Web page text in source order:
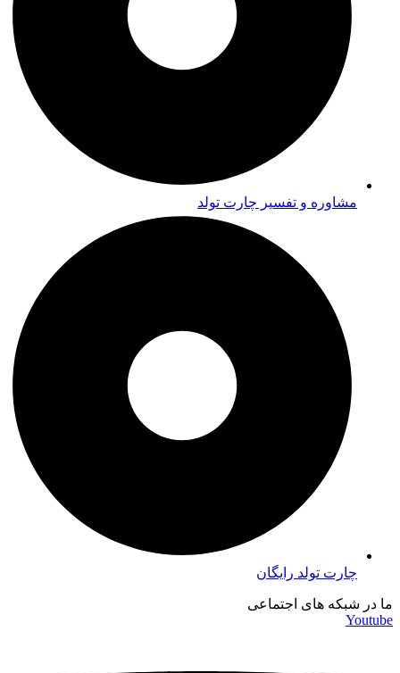
مشاوره و تفسیر چارت تولد
چارت تولد رایگان
ما در شبکه های اجتماعی
Youtube